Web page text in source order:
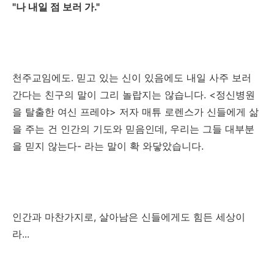
"나 내일 점 보러 가."
천주교임에도. 믿고 있는 신이 있음에도 내일 사주 보러
간다는 친구의 말이 그리 놀랍지는 않습니다. <정신병원
을 탈출한 여신 프레야> 저자 매튜 로렌스가 신들에게 삶
을 주는 건 인간의 기도와 믿음인데, 우리는 그들 대부분
을 믿지 않는다- 라는 말이 확 와닿았습니다.
인간과 마찬가지로, 살아남은 신들에게도 힘든 세상이
라...